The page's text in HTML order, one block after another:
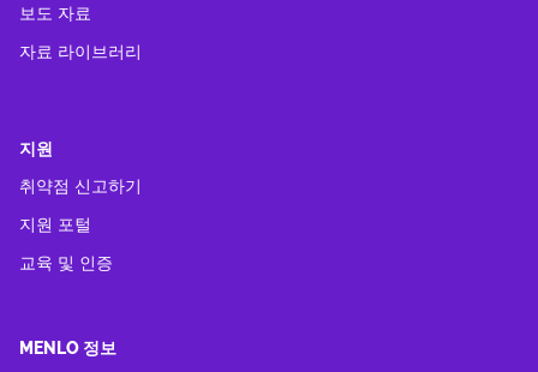
보도 자료
자료 라이브러리
지원
취약점 신고하기
지원 포털
교육 및 인증
MENLO 정보